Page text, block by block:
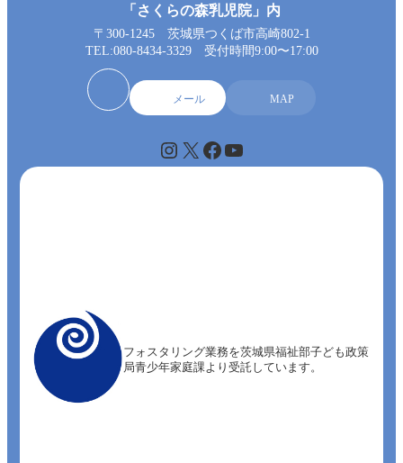
「さくらの森乳児院」内
〒300-1245 茨城県つくば市高崎802-1
TEL:080-8434-3329 受付時間9:00〜17:00
メール MAP
Instagram
X Facebook
YouTube
フォスタリング業務を茨城県福祉部子ども政策
局青少年家庭課より受託しています。